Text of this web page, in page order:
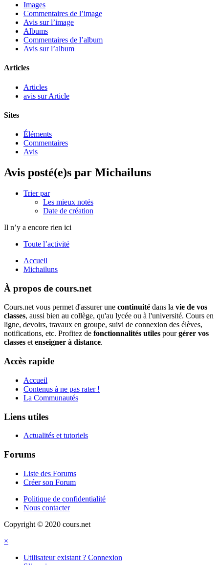
Images
Commentaires de l’image
Avis sur l’image
Albums
Commentaires de l’album
Avis sur l’album
Articles
Articles
avis sur Article
Sites
Éléments
Commentaires
Avis
Avis posté(e)s par Michailuns
Trier par
Les mieux notés
Date de création
Il n’y a encore rien ici
Toute l’activité
Accueil
Michailuns
À propos de cours.net
Cours.net vous permet d'assurer une continuité dans la vie de vos
classes, aussi bien au collège, qu'au lycée ou à l'université. Cours en
ligne, devoirs, travaux en groupe, suivi de connexion des élèves,
notifications, etc. Profitez de fonctionnalités utiles pourgérer vos
classes etenseigner à distance.
Accès rapide
Accueil
Contenus à ne pas rater !
La Communautés
Liens utiles
Actualités et tutoriels
Forums
Liste des Forums
Créer son Forum
Politique de confidentialité
Nous contacter
Copyright © 2020 cours.net
×
Utilisateur existant ? Connexion